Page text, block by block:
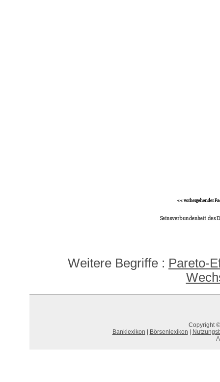
<< vorhergehender
Seinsverbundenheit des
Weitere Begriffe : Pareto-
Copyright
Banklexikon
Börsenlexikon